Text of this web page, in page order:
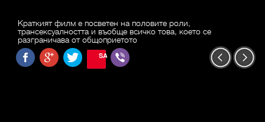
Краткият филм е посветен на половите роли,
трансексуалността и въобще всичко това, което се
разграничава от общоприетото
SAVE